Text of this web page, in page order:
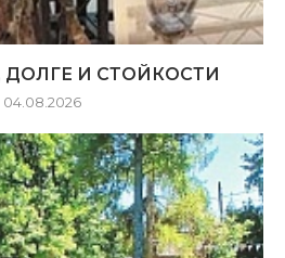
И СТОЙКОСТИ
04.08.2026